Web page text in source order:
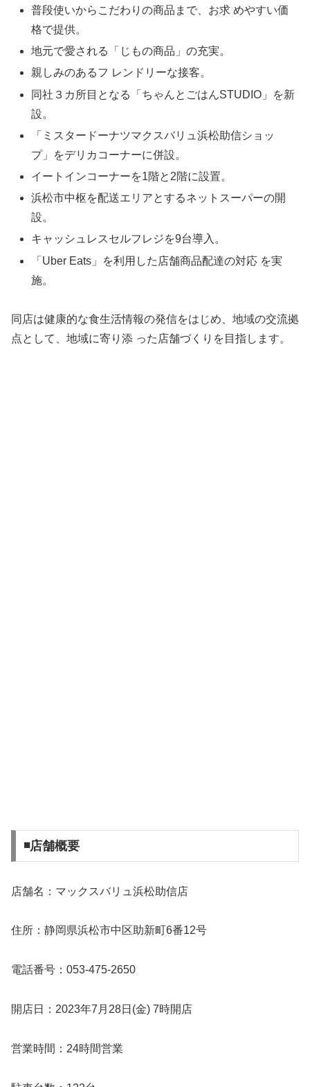
普段使いからこだわりの商品まで、お求 めやすい価
格で提供。
地元で愛される「じもの商品」の充実。
親しみのあるフ レンドリーな接客。
同社３カ所目となる「ちゃんとごはんSTUDIO」を新
設。
「ミスタードーナツマクスバリュ浜松助信ショッ
プ」をデリカコーナーに併設。
イートインコーナーを1階と2階に設置。
浜松市中枢を配送エリアとするネットスーパーの開
設。
キャッシュレスセルフレジを9台導入。
「Uber Eats」を利用した店舗商品配達の対応 を実
施。
同店は健康的な食生活情報の発信をはじめ、地域の交流拠
点として、地域に寄り添 った店舗づくりを目指します。
◾️店舗概要
店舗名：マックスバリュ浜松助信店
住所：静岡県浜松市中区助新町6番12号
電話番号：053-475-2650
開店日：2023年7月28日(金) 7時開店
営業時間：24時間営業